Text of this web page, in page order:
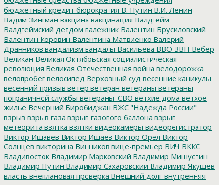
бюджетный кредит бюрократия В. Путин В.И. Ленин
Вадим Зингман вакцина вакцинация Валдгейм
Валдгеймский детдом валежник Валентин Брусиловский
Валентин Коровин Валентина Матвиенко Валерий
Дранников вандализм вандалы Васильева ВВО ВВП Вебер
Великан Великая Октябрьская социалистическая
революция Великая Отечественная война велодорожка
велопробег велосипед Верховный суд весенние каникулы
весенний призыв ветер ветеран ветераны ветераны
пограничной службы ветераны_СВО ветхие дома ветхое
жилье Вечерний Биробиджан ВЖС "Надежда России"
взрыв взрыв газа взрыв газового баллона взрыв
метеорита взятка взятки видеокамеры видеорегистратор
Виктор Ишавев Виктор Ишаев Виктор Орёл Виктор
Солнцев викторина Винников вице-премьер ВИЧ ВККС
Владивосток Владимир Марковский Владимир Мишустин
Владимир Путин Владимир Сахаровский Владимир Якушев
власть внеплановая проверка Внешний долг внутренняя